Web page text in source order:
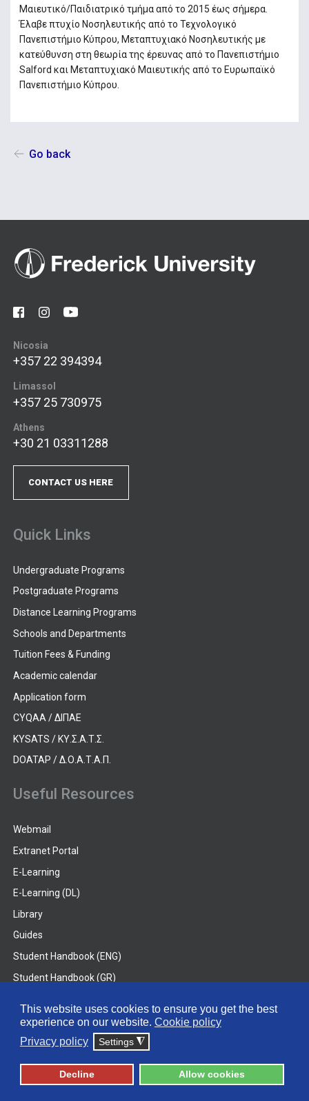
This website uses cookies to ensure you get the best
experience on our website. Cookie policy
Privacy policy
Settings ◮
Decline Allow cookies
Μαιευτικό/Παιδιατρικό τμήμα από το 2015 έως σήμερα.
Έλαβε πτυχίο Νοσηλευτικής από το Τεχνολογικό
Πανεπιστήμιο Κύπρου, Μεταπτυχιακό Νοσηλευτικής με
κατεύθυνση στη θεωρία της έρευνας από το Πανεπιστήμιο
Salford και Μεταπτυχιακό Μαιευτικής από το Ευρωπαϊκό
Πανεπιστήμιο Κύπρου.
Go back
Nicosia
+357 22 394394
Limassol
+357 25 730975
Athens
+30 21 03311288
CONTACT US HERE
Quick Links
Undergraduate Programs
Postgraduate Programs
Distance Learning Programs
Schools and Departments
Tuition Fees & Funding
Academic calendar
Application form
CYQAA / ΔΙΠΑΕ
KYSATS / ΚΥ.Σ.Α.Τ.Σ.
DOATAP / Δ.Ο.Α.Τ.Α.Π.
Useful Resources
Webmail
Extranet Portal
E-Learning
E-Learning (DL)
Library
Guides
Student Handbook (ENG)
Student Handbook (GR)
© 2026 Frederick University